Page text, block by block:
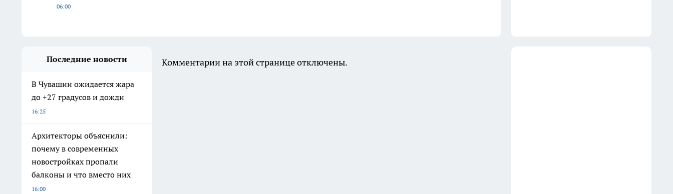
06:00
Последние новости
В Чувашии ожидается жара
до +27 градусов и дожди
16:25
Архитекторы объяснили:
почему в современных
новостройках пропали
балконы и что вместо них
16:00
Комментарии на этой странице отключены.